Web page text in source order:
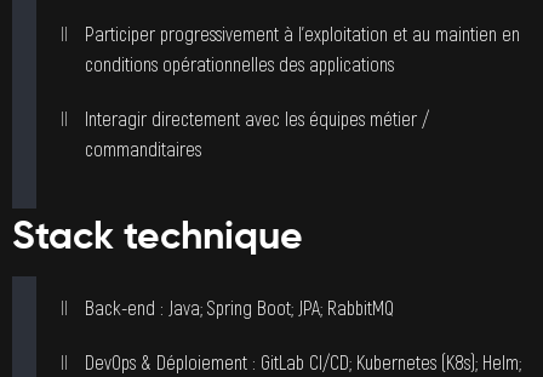
Participer progressivement à l’exploitation et au maintien en
conditions opérationnelles des applications
Interagir directement avec les équipes métier /
commanditaires
Stack technique
Back-end : Java; Spring Boot; JPA; RabbitMQ
DevOps & Déploiement : GitLab CI/CD; Kubernetes (K8s); Helm;